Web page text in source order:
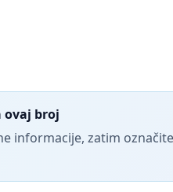
ovaj broj
informacije, zatim